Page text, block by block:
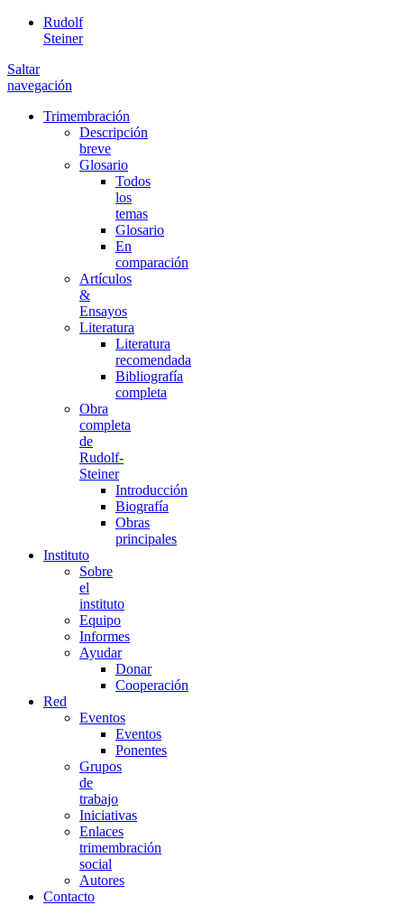
Rudolf
Steiner
Saltar
navegación
Trimembración
Descripción
breve
Glosario
Todos
los
temas
Glosario
En
comparación
Artículos
&
Ensayos
Literatura
Literatura
recomendada
Bibliografía
completa
Obra
completa
de
Rudolf-
Steiner
Introducción
Biografía
Obras
principales
Instituto
Sobre
el
instituto
Equipo
Informes
Ayudar
Donar
Cooperación
Red
Eventos
Eventos
Ponentes
Grupos
de
trabajo
Iniciativas
Enlaces
trimembración
social
Autores
Contacto